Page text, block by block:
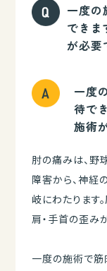
一度の
できま
が必要
一度
待で
施術
肘の痛みは、野
障害から、神経
岐にわたります
肩・手首の歪み
一度の施術で筋